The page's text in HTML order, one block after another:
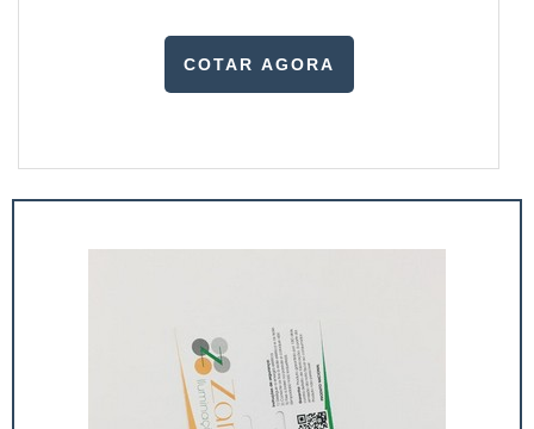
COTAR AGORA